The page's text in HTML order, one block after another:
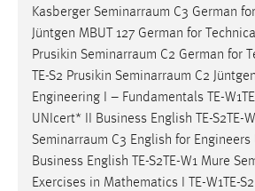
Kasberger Seminarraum C3 German
Jüntgen MBUT 127 German for
Prusikin Seminarraum C2 German for
TE-S2 Prusikin Seminarraum C2
Engineering I – Fundamentals TE-
UNIcert* II Business English TE-S2TE-
Seminarraum C3 English for
Business English TE-S2TE-W1 Mure
Exercises in Mathematics I TE-W1TE-